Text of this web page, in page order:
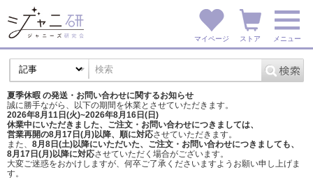
マイページ ストア メニュー
夏季休暇 の発送・お問い合わせに関するお知らせ
誠に勝手ながら、以下の期間を休業とさせていただきます。
2026年8月11日(火)~2026年8月16日(日)
休業中にいただきました、ご注文・お問い合わせにつきましては、
営業再開の8月17日(月)以降、順に対応させていただきます。
また、 8月8日(土)以降にいただいた、ご注文・ お問い合わせにつきましても、
8月17日(月)以降に対応させていただく場合がございます。
大変ご迷惑をおかけしますが、 何卒ご了承くださいますようお願い申し上げま
す。